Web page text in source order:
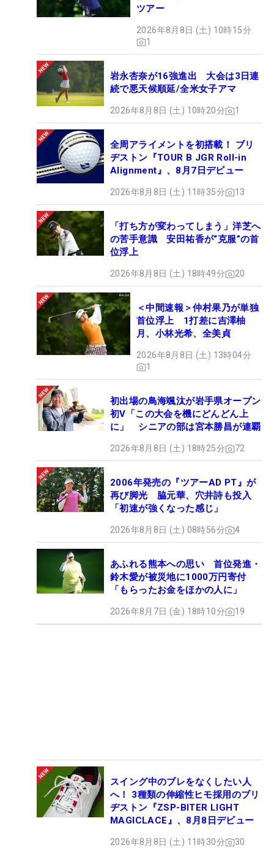
N.S.PRO 950GH S）
PT：ピン スコッツデール オスロ3
BALL：タイトリスト Pro V1
ツアー
2026年8月8日 (土) 10時15分
1
岩永杏奈が16強進出 大会は3日連
続で悪天候順延/全米女子アマ
2026年8月8日 (土) 10時20分 1
全周アライメントを初搭載！ ブリ
ヂストン『TOUR B JGR Roll-in
Alignment』、8月7日デビュー
2026年8月8日 (土) 11時35分 13
「打ち方が変わってしまう」洋芝へ
の苦手意識 安田祐香が“克服”の首
位浮上
2026年8月8日 (土) 18時49分 20
＜中間速報＞仲村果乃が単独
首位浮上 1打差に吉澤柚
月、小林光希、全美貞
2026年8月8日 (土) 13時04分
1
初出場の鳥海颯汰が岩手県オープン
初V「この大会を機にどんどん上
に」 シニアの部は宮本勝昌が連覇
2026年8月8日 (土) 18時25分 72
2006年発売の『ツアーAD PT』が
再び脚光 脇元華、穴井詩も投入
「初速が強くなった感じ」
2026年8月8日 (土) 08時56分 4
あふれる熊本への思い 首位発進・
鈴木愛が被災地に1000万円寄付
「もらったお金をほかの人に」
2026年8月7日 (金) 18時10分 19
スイング中のブレをなくしたい人
へ！ 3種類の伸縮性ヒモ採用のブリ
ヂストン『ZSP-BITER LIGHT
MAGICLACE』、8月8日デビュー
2026年8月8日 (土) 11時30分 30